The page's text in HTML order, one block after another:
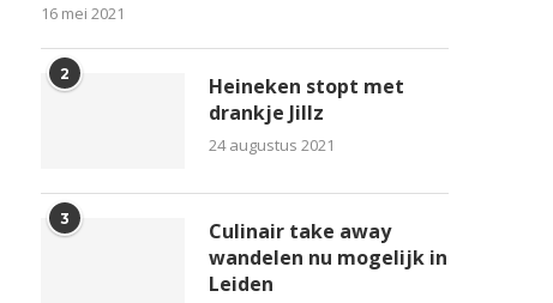
16 mei 2021
2
Heineken stopt met
drankje Jillz
24 augustus 2021
3
Culinair take away
wandelen nu mogelijk in
Leiden